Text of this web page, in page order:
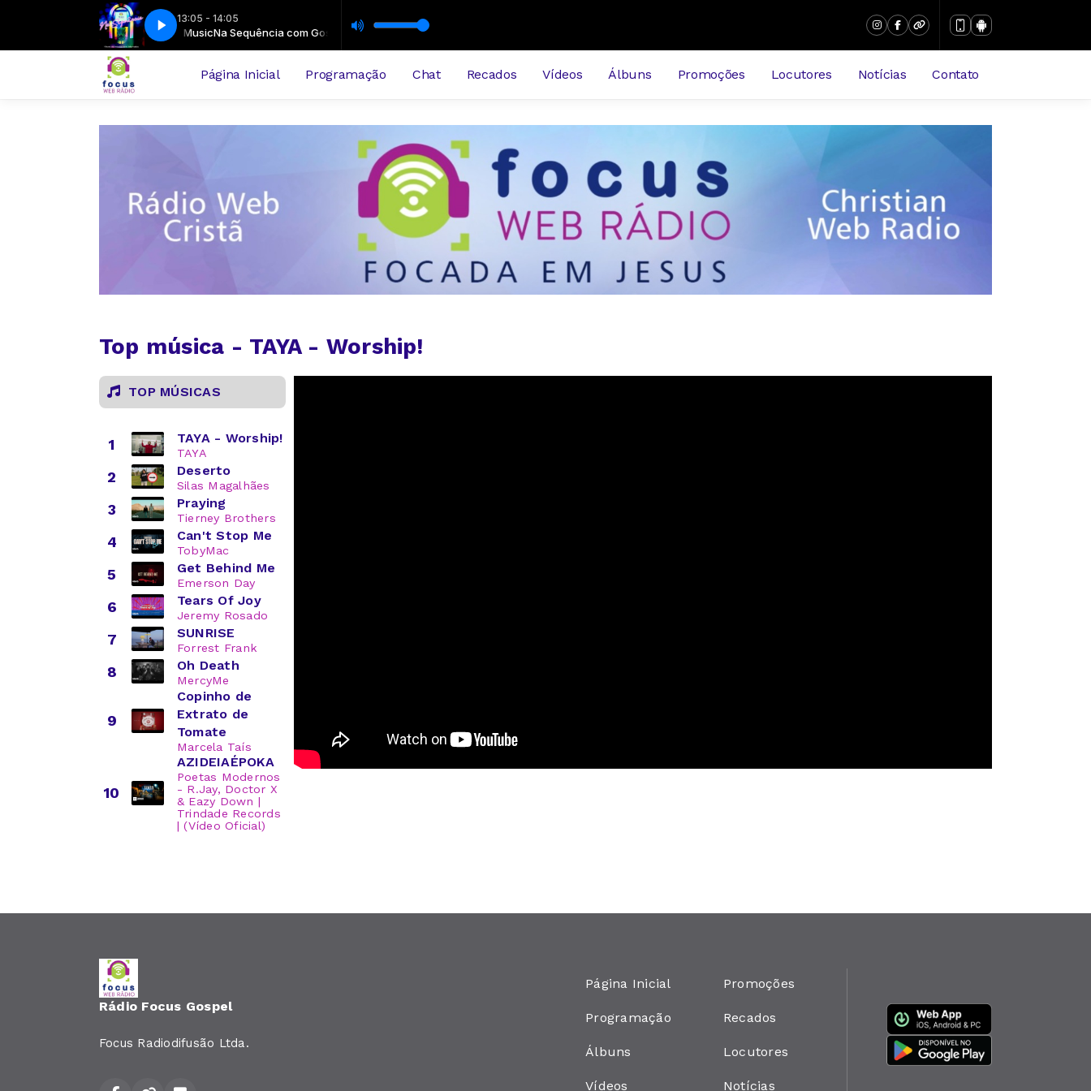
13:05 - 14:05
Na Sequência com Gospel MusicNa Sequência com Gospel Music
com Louvor - 06-08-2026-bloco3Madrugada com Louvor - 06-08-2026-bloco3
NA BATIDA NA BATIDA
Página Inicial Programação Chat Recados Vídeos Álbuns Promoções Locutores Notícias Contato
Top música - TAYA - Worship!
TOP MÚSICAS
1 TAYA - Worship!
TAYA
2 Deserto
Silas Magalhães
3 Praying
Tierney Brothers
4 Can't Stop Me
TobyMac
5 Get Behind Me
Emerson Day
6 Tears Of Joy
Jeremy Rosado
7 SUNRISE
Forrest Frank
8 Oh Death
MercyMe
9
Copinho de
Extrato de
Tomate
Marcela Taís
10
AZIDEIAÉPOKA
Poetas Modernos
- R.Jay, Doctor X
& Eazy Down |
Trindade Records
| (Vídeo Oficial)
Rádio Focus Gospel
Focus Radiodifusão Ltda.
Página Inicial
Programação
Álbuns
Vídeos
Promoções
Recados
Locutores
Notícias